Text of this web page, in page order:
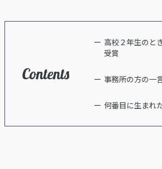
Contents
高校２年生のと
受賞
事務所の方の一
何番目に生まれ